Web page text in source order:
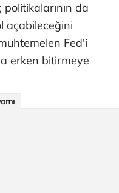
da
açabileceğini
Fed'i
erken bitirmeye